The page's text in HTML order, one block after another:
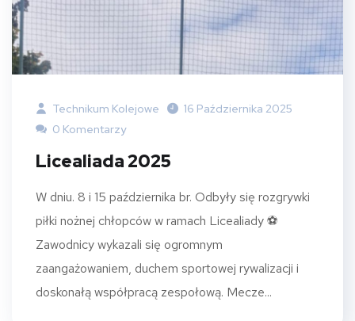
Technikum Kolejowe
16 Października 2025
0 Komentarzy
Licealiada 2025
W dniu. 8 i 15 października br. Odbyły się rozgrywki
piłki nożnej chłopców w ramach Licealiady ⚽
Zawodnicy wykazali się ogromnym
zaangażowaniem, duchem sportowej rywalizacji i
doskonałą współpracą zespołową. Mecze...